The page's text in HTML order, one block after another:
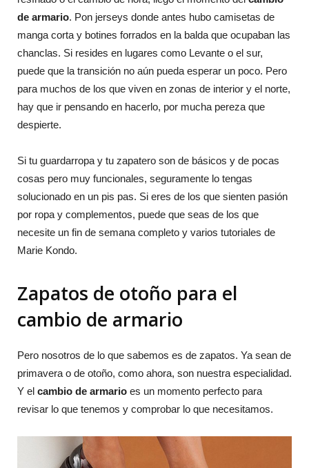
de armario. Pon jerseys donde antes hubo camisetas de
manga corta y botines forrados en la balda que ocupaban las
chanclas. Si resides en lugares como Levante o el sur,
puede que la transición no aún pueda esperar un poco. Pero
para muchos de los que viven en zonas de interior y el norte,
hay que ir pensando en hacerlo, por mucha pereza que
despierte.
Si tu guardarropa y tu zapatero son de básicos y de pocas
cosas pero muy funcionales, seguramente lo tengas
solucionado en un pis pas. Si eres de los que sienten pasión
por ropa y complementos, puede que seas de los que
necesite un fin de semana completo y varios tutoriales de
Marie Kondo.
Zapatos de otoño para el
cambio de armario
Pero nosotros de lo que sabemos es de zapatos. Ya sean de
primavera o de otoño, como ahora, son nuestra especialidad.
Y el cambio de armario es un momento perfecto para
revisar lo que tenemos y comprobar lo que necesitamos.